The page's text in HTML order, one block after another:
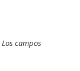
Los campos